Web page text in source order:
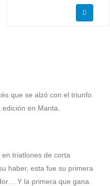
que se alzó con el triunfo
en Manta.
triatlones de corta
haber, esta fue su primera
Y la primera que gana.